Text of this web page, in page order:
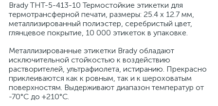
Brady THT-5-413-10 Термостойкие этикетки для
термотрансферной печати, размеры: 25.4 x 12.7 мм,
металлизированный полиэстер, серебристый цвет,
глянцевое покрытие, 10 000 этикеток в упаковке.
Металлизированные этикетки Brady обладают
исключительной стойкостью к воздействию
растворителей, ультрафиолета, истиранию. Прекрасно
приклеиваются как к ровным, так и к шероховатым
поверхностям. Выдерживают диапазон температур от
-70°С до +210°С.